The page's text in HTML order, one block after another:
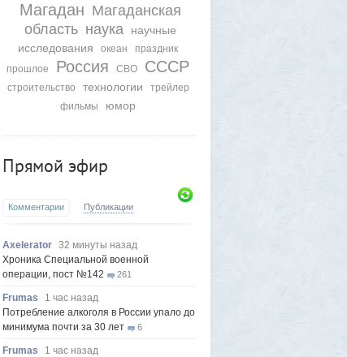
Магадан Магаданская
область наука
научные
исследования
океан
праздник
прошлое
Россия СВО СССР
строительство технологии
трейлер
фильмы
юмор
Прямой эфир
Комментарии Публикации
Axelerator 32 минуты назад
Хроника Специальной военной
операции, пост №142
261
Frumas
1 час назад
Потребление алкоголя в России упало до
минимума почти за 30 лет
6
Frumas
1 час назад